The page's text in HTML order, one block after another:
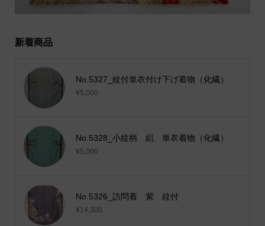
新着商品
No.5327_紋付単衣付け下げ着物（化繊）
¥5,000
No.5328_小紋柄 絽 単衣着物（化繊）
¥5,000
No.5326_訪問着 紫 紋付
¥14,300